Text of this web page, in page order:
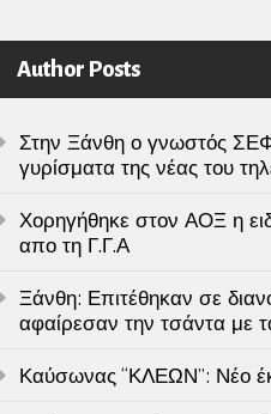
Author Posts
Στην Ξάνθη ο γνωστός ΣΕΦ
γυρίσματα της νέας του
Χορηγήθηκε στον ΑΟΞ η
απο τη Γ.Γ.Α
Ξάνθη: Επιτέθηκαν σε
αφαίρεσαν την τσάντα με
Καύσωνας “ΚΛΕΩΝ”: Νέο